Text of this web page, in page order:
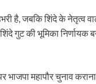
है, जबकि शिंदे के नेतृत्व
की भूमिका निर्णायक
महापौर चुनाव कराना